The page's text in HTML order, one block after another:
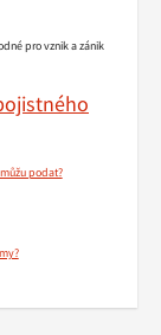
pro vznik a zánik
podat?